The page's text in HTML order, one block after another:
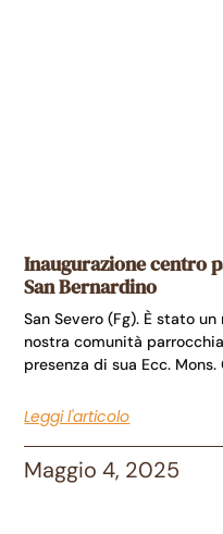
Inaugurazione centro
San Bernardino
San Severo (Fg). È stato
nostra comunità
presenza di sua Ecc.
Leggi l'articolo
Maggio 4, 2025